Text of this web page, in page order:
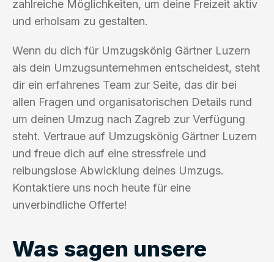
zahlreiche Möglichkeiten, um deine Freizeit aktiv
und erholsam zu gestalten.
Wenn du dich für Umzugskönig Gärtner Luzern
als dein Umzugsunternehmen entscheidest, steht
dir ein erfahrenes Team zur Seite, das dir bei
allen Fragen und organisatorischen Details rund
um deinen Umzug nach Zagreb zur Verfügung
steht. Vertraue auf Umzugskönig Gärtner Luzern
und freue dich auf eine stressfreie und
reibungslose Abwicklung deines Umzugs.
Kontaktiere uns noch heute für eine
unverbindliche Offerte!
Was sagen unsere